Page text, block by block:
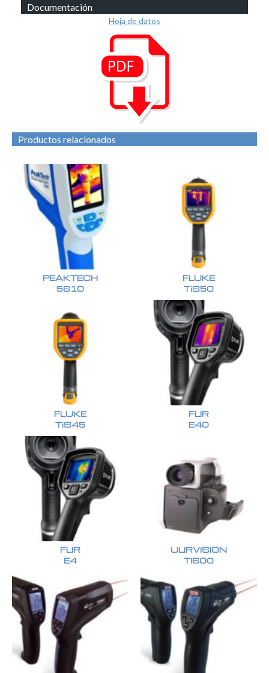
Documentación
Hoja de datos
Productos relacionados
PEAKTECH
5610
FLUKE
TiS50
FLUKE
TiS45
FLIR
E40
FLIR
E4
ULIRVISION
TI600